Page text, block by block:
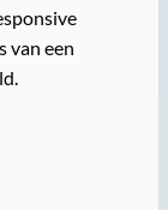
van een